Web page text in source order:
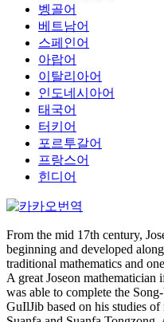
벵골어
베트남어
스페인어
아랍어
이탈리아어
인도네시아어
태국어
터키어
포르투갈어
프랑스어
힌디어
From the mid 17th century,
beginning and developed
traditional mathematics and
A great Joseon mathematician
was able to complete the
GuIlJib based on his studies